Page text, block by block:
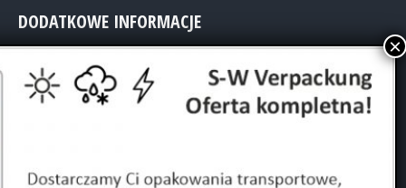
się
w
nowym
oknie
DODATKOWE INFORMACJE
CZYM SIĘ ZAJMUJEMY
Opakowania transportowe, pakowanie gabarytów, sztauowanie
kontenerów, relokacje maszyn, produkcja ekologicznych